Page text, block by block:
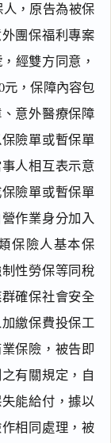
，原告為被保
團保福利專案
經雙方同意，
元，保障內容包
意外醫療保障
險單或暫保單
人相互表示意
險單或暫保單
作業身分加入
保險人基本保
性勞保等同稅
確保社會安全
繳保費投保工
保險，被告即
有關規定，自
能給付，據以
相同處理，被